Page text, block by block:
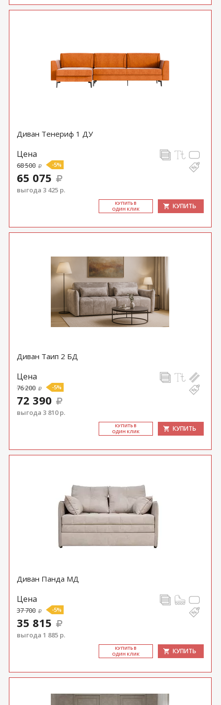
Диван Тенериф 1 ДУ
Цена
68 500 -5%
65 075
выгода 3 425 р.
КУ­ПИТЬ В
ОДИН КЛИК
КУПИТЬ
Диван Таип 2 БД
Цена
76 200 -5%
72 390
выгода 3 810 р.
КУ­ПИТЬ В
ОДИН КЛИК
КУПИТЬ
Диван Панда МД
Цена
37 700 -5%
35 815
выгода 1 885 р.
КУ­ПИТЬ В
ОДИН КЛИК
КУПИТЬ